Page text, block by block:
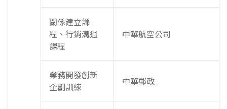
關係建立課
程、行銷溝通
課程
中華航空公司
業務開發創新
企劃訓練
中華郵政